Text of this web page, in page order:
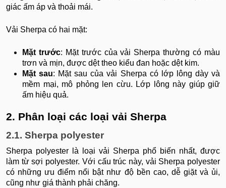
giác ấm áp và thoải mái.
Vải Sherpa có hai mặt:
Mặt trước: Mặt trước của vải Sherpa thường có màu
trơn và mịn, được dệt theo kiểu đan hoặc dệt kim.
Mặt sau: Mặt sau của vải Sherpa có lớp lông dày và
mềm mại, mô phỏng len cừu. Lớp lông này giúp giữ
ấm hiệu quả.
2. Phân loại các loại vải Sherpa
2.1. Sherpa polyester
Sherpa polyester là loại vải Sherpa phổ biến nhất, được
làm từ sợi polyester. Với cấu trúc này, vải Sherpa polyester
có những ưu điểm nổi bật như độ bền cao, dễ giặt và ủi,
cũng như giá thành phải chăng.